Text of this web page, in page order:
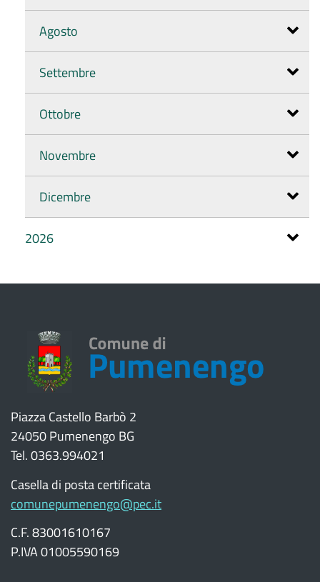
Agosto
Settembre
Ottobre
Novembre
Dicembre
2026
Piazza Castello Barbò 2
24050 Pumenengo BG
Tel. 0363.994021
Casella di posta certificata
comunepumenengo@pec.it
C.F. 83001610167
P.IVA 01005590169